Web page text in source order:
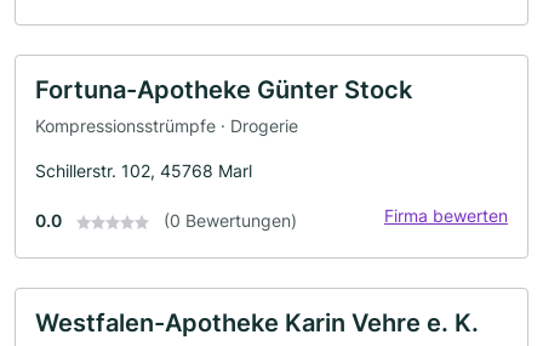
Fortuna-Apotheke Günter Stock
Kompressionsstrümpfe · Drogerie
Schillerstr. 102, 45768 Marl
0.0 (0 Bewertungen) Firma bewerten
Westfalen-Apotheke Karin Vehre e. K.